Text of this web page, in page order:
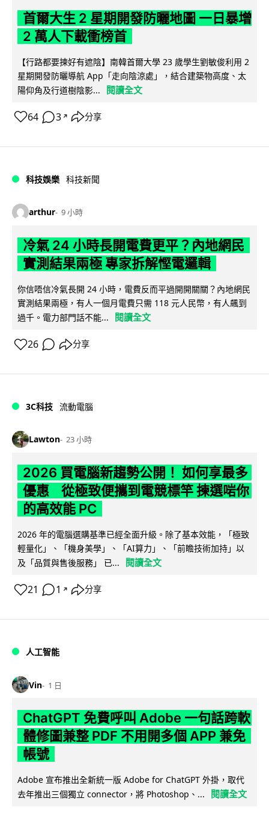
首爾大生 2 星期開發防曬地圖 一日暴增
2 萬人下載衝榜首
【行路都要揀好有遮陰】南韓首爾大學 23 歲學生劉敏俊利用 2
星期開發防曬導航 App「走向陰涼處」，結合建築物高度、太
陽仰角及行道樹陰影...
閱讀全文
64 3 ↗ 分享
科技娛樂 科技新聞
arthur 9 小時
冷氣 24 小時長開電費更平？內地網民
實測結果兩極 專家拆解慳電邏輯
你信唔信冷氣長開 24 小時，電費反而平過開開關關？內地網民
實測結果兩極，有人一個月電費只需 118 元人民幣，有人飆到
過千。電力部門話不能...
閱讀全文
26 分享
3C科技 流動電腦
Lawton 23 小時
2026 買電腦新趨勢公開！ 如何享最多
優惠 從極致便攜到電競標竿 揀選啱你
的高效能 PC
2026 年的電腦選購基準已經全面升級。除了基本效能，「極致
輕量化」、「機身美學」、「AI算力」、「前瞻技術加持」以
及「品質與售後服務」 已...
閱讀全文
21 1 ↗ 分享
人工智能
Vin 1 日
ChatGPT 免費呼叫 Adobe 一句話跨軟
體修圖兼整 PDF 不用開多個 APP 兼免
帳號
Adobe 宣布推出全新統一版 Adobe for ChatGPT 外掛，取代
去年推出三個獨立 connector，將 Photoshop、...
閱讀全文